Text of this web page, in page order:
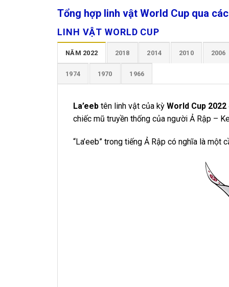
Tổng hợp linh vật World Cup qua
LINH VẬT WORLD CUP
NĂM 2022 2018 2014 2010 2006
1974 1970 1966
La’eeb tên linh vật của kỳ World Cup 2022
chiếc mũ truyền thống của người Ả Rập –
“La’eeb” trong tiếng Ả Rập có nghĩa là một